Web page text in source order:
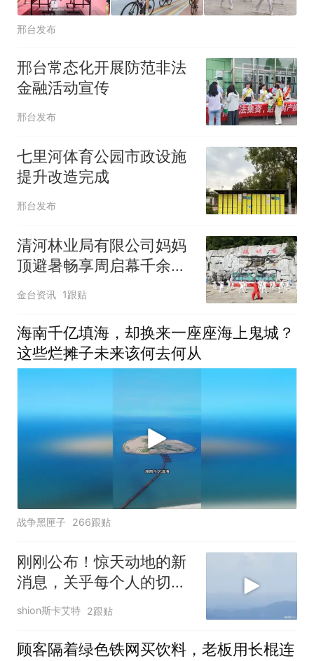
邢台发布
邢台常态化开展防范非法
金融活动宣传
邢台发布
七里河体育公园市政设施
提升改造完成
邢台发布
清河林业局有限公司妈妈
顶避暑畅享周启幕千余人
共赴森林清凉之约
金台资讯 1跟贴
海南千亿填海，却换来一座座海上鬼城？
这些烂摊子未来该何去何从
战争黑匣子 266跟贴
刚刚公布！惊天动地的新
消息，关乎每个人的切身
利益 (1)
shion斯卡艾特 2跟贴
顾客隔着绿色铁网买饮料，老板用长棍连